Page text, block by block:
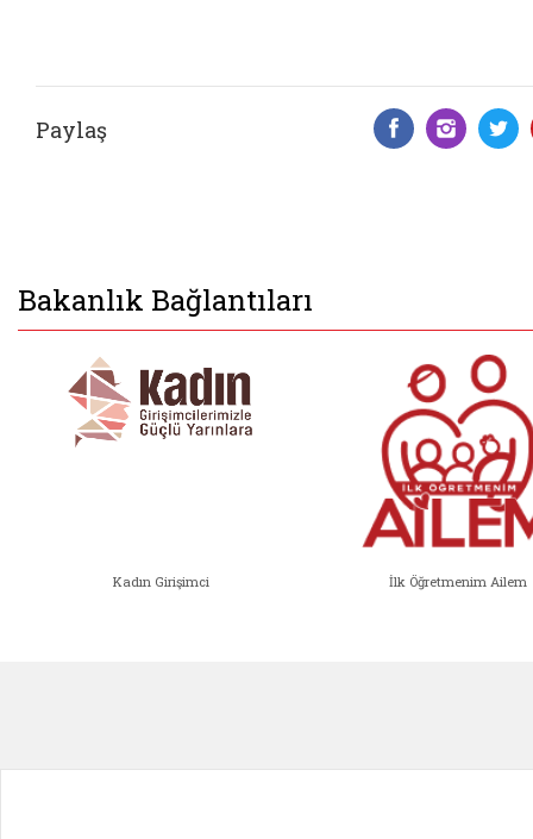
Paylaş
Bakanlık Bağlantıları
Kadın Girişimci İlk Öğretmenim Ailem